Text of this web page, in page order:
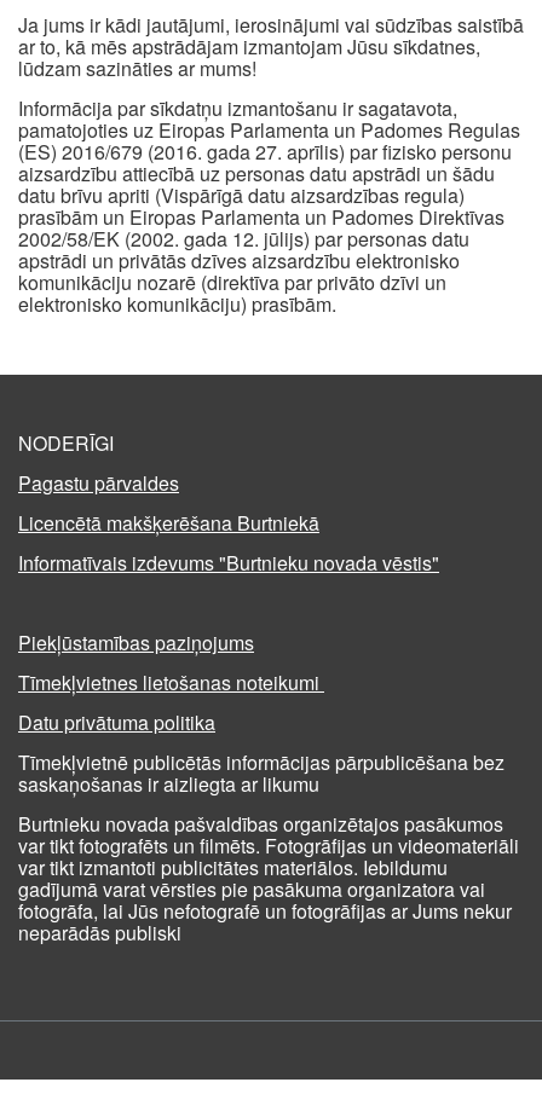
Ja jums ir kādi jautājumi, ierosinājumi vai sūdzības saistībā
ar to, kā mēs apstrādājam izmantojam Jūsu sīkdatnes,
lūdzam sazināties ar mums!
Informācija par sīkdatņu izmantošanu ir sagatavota,
pamatojoties uz Eiropas Parlamenta un Padomes Regulas
(ES) 2016/679 (2016. gada 27. aprīlis) par fizisko personu
aizsardzību attiecībā uz personas datu apstrādi un šādu
datu brīvu apriti (Vispārīgā datu aizsardzības regula)
prasībām un Eiropas Parlamenta un Padomes Direktīvas
2002/58/EK (2002. gada 12. jūlijs) par personas datu
apstrādi un privātās dzīves aizsardzību elektronisko
komunikāciju nozarē (direktīva par privāto dzīvi un
elektronisko komunikāciju) prasībām.
NODERĪGI
Pagastu pārvaldes
Licencētā makšķerēšana Burtniekā
Informatīvais izdevums "Burtnieku novada vēstis"
Piekļūstamības paziņojums
Tīmekļvietnes lietošanas noteikumi
Datu privātuma politika
Tīmekļvietnē publicētās informācijas pārpublicēšana bez
saskaņošanas ir aizliegta ar likumu
Burtnieku novada pašvaldības organizētajos pasākumos
var tikt fotografēts un filmēts. Fotogrāfijas un videomateriāli
var tikt izmantoti publicitātes materiālos. Iebildumu
gadījumā varat vērsties pie pasākuma organizatora vai
fotogrāfa, lai Jūs nefotografē un fotogrāfijas ar Jums nekur
neparādās publiski